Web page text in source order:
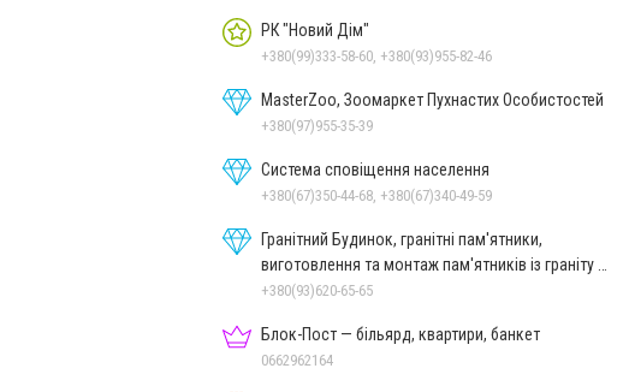
РК "Новий Дім"
+380(99)333-58-60, +380(93)955-82-46
MasterZoo, Зоомаркет Пухнастих Особистостей
+380(97)955-35-39
Система сповіщення населення
+380(67)350-44-68, +380(67)340-49-59
Гранітний Будинок, гранітні пам'ятники,
виготовлення та монтаж пам'ятників із граніту в
Миколаєві
+380(93)620-65-65
Блок-Пост — більярд, квартири, банкет
0662962164